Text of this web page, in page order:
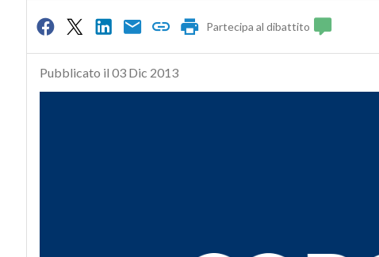
Partecipa al dibattito
Pubblicato il 03 Dic 2013